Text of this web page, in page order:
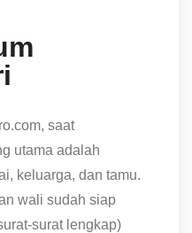
saat
utama adalah
keluarga, dan tamu.
wali sudah siap
surat lengkap)